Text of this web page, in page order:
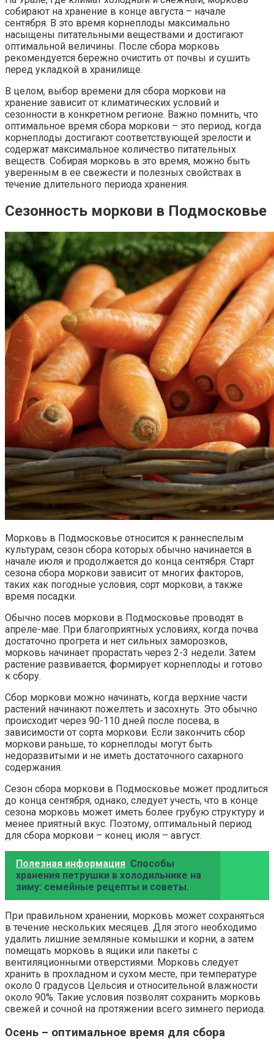
собирают на хранение в конце августа – начале
сентября. В это время корнеплоды максимально
насыщены питательными веществами и достигают
оптимальной величины. После сбора морковь
рекомендуется бережно очистить от почвы и сушить
перед укладкой в хранилище.
В целом, выбор времени для сбора моркови на
хранение зависит от климатических условий и
сезонности в конкретном регионе. Важно помнить, что
оптимальное время сбора моркови – это период, когда
корнеплоды достигают соответствующей зрелости и
содержат максимальное количество питательных
веществ. Собирая морковь в это время, можно быть
уверенным в ее свежести и полезных свойствах в
течение длительного периода хранения.
Сезонность моркови в Подмосковье
Морковь в Подмосковье относится к раннеспелым
культурам, сезон сбора которых обычно начинается в
начале июля и продолжается до конца сентября. Старт
сезона сбора моркови зависит от многих факторов,
таких как погодные условия, сорт моркови, а также
время посадки.
Обычно посев моркови в Подмосковье проводят в
апреле-мае. При благоприятных условиях, когда почва
достаточно прогрета и нет сильных заморозков,
морковь начинает прорастать через 2-3 недели. Затем
растение развивается, формирует корнеплоды и готово
к сбору.
Сбор моркови можно начинать, когда верхние части
растений начинают пожелтеть и засохнуть. Это обычно
происходит через 90-110 дней после посева, в
зависимости от сорта моркови. Если закончить сбор
моркови раньше, то корнеплоды могут быть
недоразвитыми и не иметь достаточного сахарного
содержания.
Сезон сбора моркови в Подмосковье может продлиться
до конца сентября, однако, следует учесть, что в конце
сезона морковь может иметь более грубую структуру и
менее приятный вкус. Поэтому, оптимальный период
для сбора моркови – конец июля – август.
Полезная информация Способы
хранения петрушки в холодильнике на
зиму: семейные рецепты и советы.
При правильном хранении, морковь может сохраняться
в течение нескольких месяцев. Для этого необходимо
удалить лишние земляные комышки и корни, а затем
помещать морковь в ящики или пакеты с
вентиляционными отверстиями. Морковь следует
хранить в прохладном и сухом месте, при температуре
около 0 градусов Цельсия и относительной влажности
около 90%. Такие условия позволят сохранить морковь
свежей и сочной на протяжении всего зимнего периода.
Осень – оптимальное время для сбора